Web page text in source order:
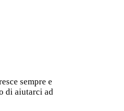
sempre e
di aiutarci ad